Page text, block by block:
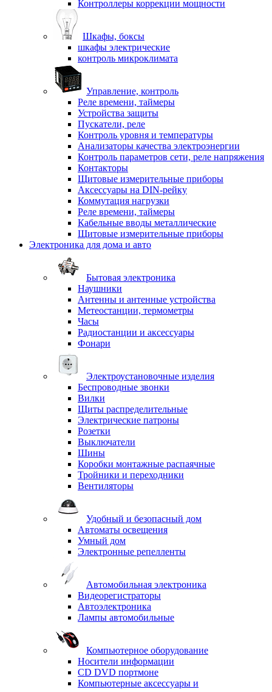
Контроллеры коррекции мощности
Шкафы, боксы
шкафы электрические
контроль микроклимата
Управление, контроль
Реле времени, таймеры
Устройства защиты
Пускатели, реле
Контроль уровня и температуры
Анализаторы качества электроэнергии
Контроль параметров сети, реле напряжения
Контакторы
Щитовые измерительные приборы
Аксессуары на DIN-рейку
Коммутация нагрузки
Реле времени, таймеры
Кабельные вводы металлические
Щитовые измерительные приборы
Электроника для дома и авто
Бытовая электроника
Наушники
Антенны и антенные устройства
Метеостанции, термометры
Часы
Радиостанции и аксессуары
Фонари
Электроустановочные изделия
Беспроводные звонки
Вилки
Щиты распределительные
Электрические патроны
Розетки
Выключатели
Шины
Коробки монтажные распаячные
Тройники и переходники
Вентиляторы
Удобный и безопасный дом
Автоматы освещения
Умный дом
Электронные репелленты
Автомобильная электроника
Видеорегистраторы
Автоэлектроника
Лампы автомобильные
Компьютерное оборудование
Носители информации
CD DVD портмоне
Компьютерные аксессуары и